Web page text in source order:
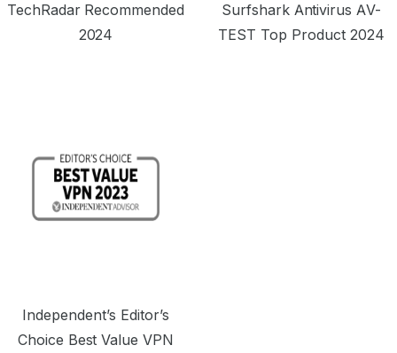
TechRadar Recommended
2024
Surfshark Antivirus AV-
TEST Top Product 2024
Independent’s Editor’s
Choice Best Value VPN